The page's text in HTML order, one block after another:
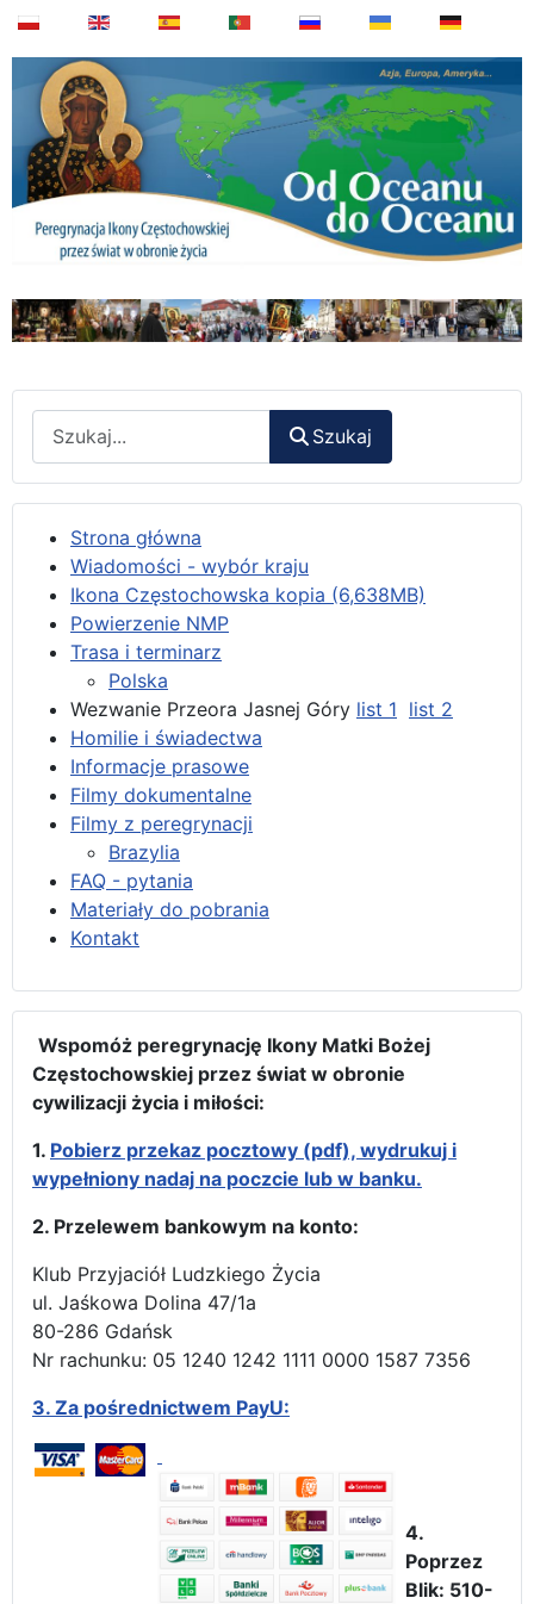
Szukaj
Strona główna
Wiadomości - wybór kraju
Ikona Częstochowska kopia (6,638MB)
Powierzenie NMP
Trasa i terminarz
Polska
Wezwanie Przeora Jasnej Góry list 1 list 2
Homilie i świadectwa
Informacje prasowe
Filmy dokumentalne
Filmy z peregrynacji
Brazylia
FAQ - pytania
Materiały do pobrania
Kontakt
Wspomóż peregrynację Ikony Matki Bożej
Częstochowskiej przez świat w obronie
cywilizacji życia i miłości:
1. Pobierz przekaz pocztowy (pdf), wydrukuj i
wypełniony nadaj na poczcie lub w banku.
2. Przelewem bankowym na konto:
Klub Przyjaciół Ludzkiego Życia
ul. Jaśkowa Dolina 47/1a
80-286 Gdańsk
Nr rachunku: 05 1240 1242 1111 0000 1587 7356
3. Za pośrednictwem PayU:
4.
Poprzez
Blik: 510-